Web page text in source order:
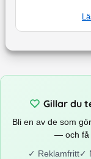
Gillar du
Bli en av de som
— och få
✓ Reklamfritt✓